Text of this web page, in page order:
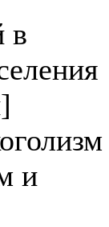
в
и